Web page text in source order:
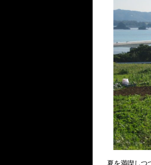
夏を満喫しつ